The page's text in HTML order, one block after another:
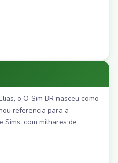
o O Sim BR nasceu como
referencia para a
Sims, com milhares de